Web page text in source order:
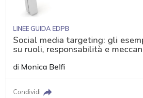
LINEE GUIDA EDPB
Social media targeting: gli
su ruoli, responsabilità e
di Monica Belfi
Condividi